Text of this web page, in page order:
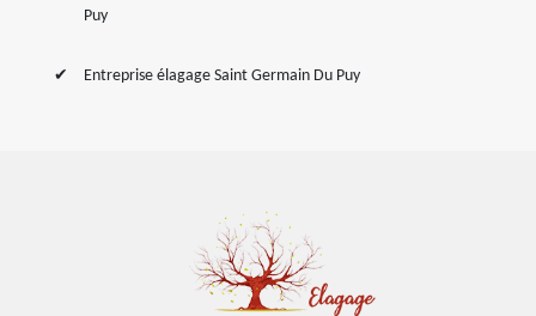
Puy
Entreprise élagage Saint Germain Du Puy